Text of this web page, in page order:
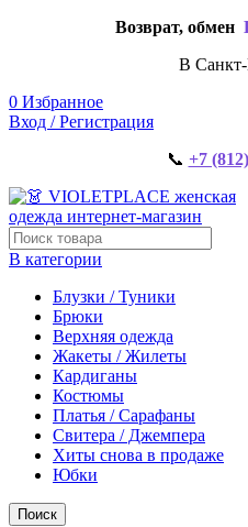
Возврат, обмен
В Санкт-
0 Избранное
Вход / Регистрация
📞 +7
В категории
Блузки / Туники
Брюки
Верхняя одежда
Жакеты / Жилеты
Кардиганы
Костюмы
Платья / Сарафаны
Свитера / Джемпера
Хиты снова в продаже
Юбки
Поиск